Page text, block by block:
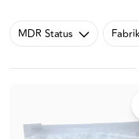
MDR Status